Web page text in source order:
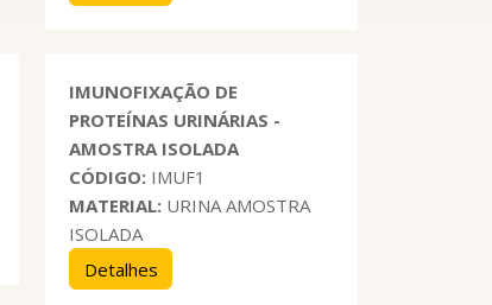
IMUNOFIXAÇÃO DE
PROTEÍNAS URINÁRIAS -
AMOSTRA ISOLADA
CÓDIGO: IMUF1
MATERIAL: URINA AMOSTRA
ISOLADA
Detalhes